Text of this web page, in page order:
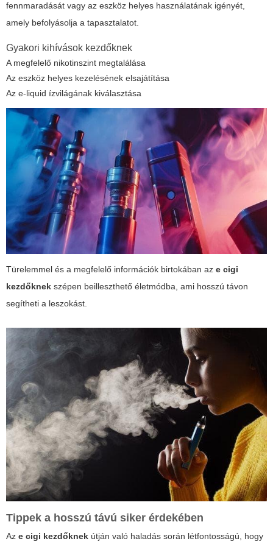
fennmaradását vagy az eszköz helyes használatának igényét,
amely befolyásolja a tapasztalatot.
Gyakori kihívások kezdőknek
A megfelelő nikotinszint megtalálása
Az eszköz helyes kezelésének elsajátítása
Az e-liquid ízvilágának kiválasztása
Türelemmel és a megfelelő információk birtokában az e cigi
kezdőknek szépen beilleszthető életmódba, ami hosszú távon
segítheti a leszokást.
Tippek a hosszú távú siker érdekében
Az e cigi kezdőknek útján való haladás során létfontosságú, hogy